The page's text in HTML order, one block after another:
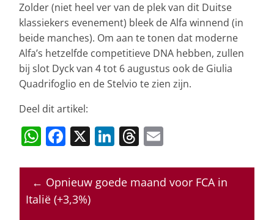
Zolder (niet heel ver van de plek van dit Duitse
klassiekers evenement) bleek de Alfa winnend (in
beide manches). Om aan te tonen dat moderne
Alfa’s hetzelfde competitieve DNA hebben, zullen
bij slot Dyck van 4 tot 6 augustus ook de Giulia
Quadrifoglio en de Stelvio te zien zijn.
Deel dit artikel:
W
at
s
F
c
e
X Li
k
e
T
re
a
ai
l
← Opnieuw goede maand voor FCA in
Italië (+3,3%)